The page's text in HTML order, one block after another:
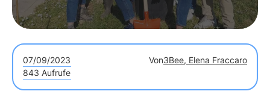
07/09/2023 Von3Bee, Elena Fraccaro
843 Aufrufe